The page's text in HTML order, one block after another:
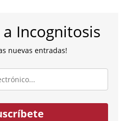
Incognitosis
nuevas entradas!